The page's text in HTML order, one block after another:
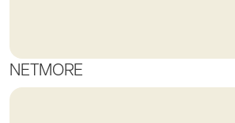
NETMORE